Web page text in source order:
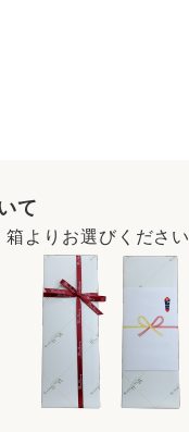
て
よりお選びください